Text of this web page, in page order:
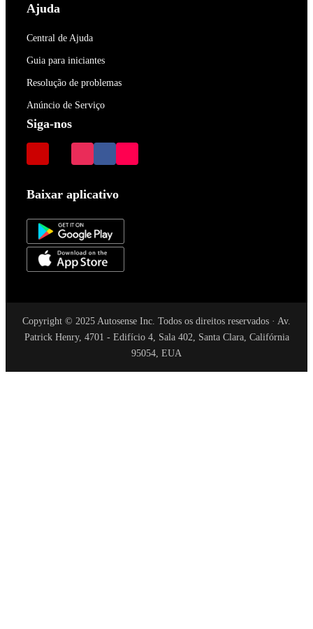
Ajuda
Central de Ajuda
Guia para iniciantes
Resolução de problemas
Anúncio de Serviço
Siga-nos
Baixar aplicativo
Copyright © 2025 Autosense Inc. Todos os direitos reservados · Av.
Patrick Henry, 4701 - Edifício 4, Sala 402, Santa Clara, Califórnia
95054, EUA